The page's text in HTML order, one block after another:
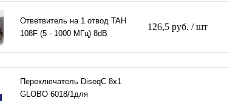
Ответвитель на 1 отвод TAH
108F (5 - 1000 МГц) 8dB
126,5 руб. / шт
Переключатель DiseqC 8х1
GLOBO 6018/1для